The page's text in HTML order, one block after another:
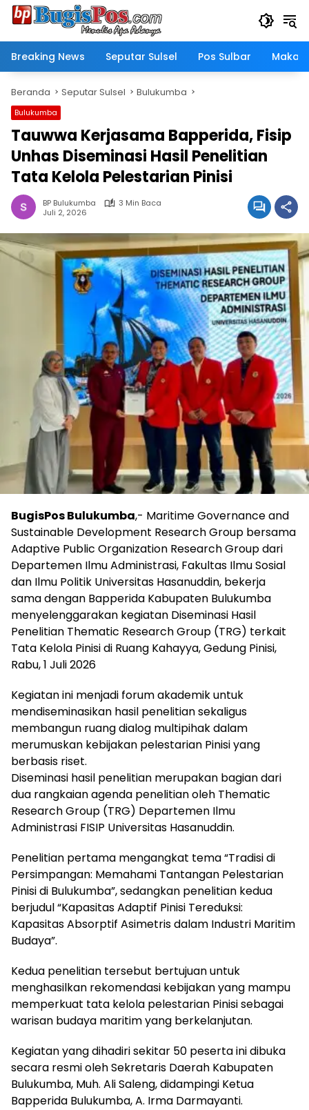
Langsung
Breaking News
Seputar Sulsel Pos Sulbar
Beranda Seputar Sulsel Bulukumba
Bulukumba
Tauwwa Kerjasama Bapperida, Fisip
Unhas Diseminasi Hasil Penelitian
Tata Kelola Pelestarian Pinisi
BP Bulukumba
3 Min Baca
Juli 2, 2026
BugisPos Bulukumba,- Maritime Governance and
Sustainable Development Research Group bersama
Adaptive Public Organization Research Group dari
Departemen Ilmu Administrasi, Fakultas Ilmu Sosial
dan Ilmu Politik Universitas Hasanuddin, bekerja
sama dengan Bapperida Kabupaten Bulukumba
menyelenggarakan kegiatan Diseminasi Hasil
Penelitian Thematic Research Group (TRG) terkait
Tata Kelola Pinisi di Ruang Kahayya, Gedung Pinisi,
Rabu, 1 Juli 2026
Kegiatan ini menjadi forum akademik untuk
mendiseminasikan hasil penelitian sekaligus
membangun ruang dialog multipihak dalam
merumuskan kebijakan pelestarian Pinisi yang
berbasis riset.
Diseminasi hasil penelitian merupakan bagian dari
dua rangkaian agenda penelitian oleh Thematic
Research Group (TRG) Departemen Ilmu
Administrasi FISIP Universitas Hasanuddin.
Penelitian pertama mengangkat tema “Tradisi di
Persimpangan: Memahami Tantangan Pelestarian
Pinisi di Bulukumba”, sedangkan penelitian kedua
berjudul “Kapasitas Adaptif Pinisi Tereduksi:
Kapasitas Absorptif Asimetris dalam Industri Maritim
Budaya”.
Kedua penelitian tersebut bertujuan untuk
menghasilkan rekomendasi kebijakan yang mampu
memperkuat tata kelola pelestarian Pinisi sebagai
warisan budaya maritim yang berkelanjutan.
Kegiatan yang dihadiri sekitar 50 peserta ini dibuka
secara resmi oleh Sekretaris Daerah Kabupaten
Bulukumba, Muh. Ali Saleng, didampingi Ketua
Bapperida Bulukumba, A. Irma Darmayanti.